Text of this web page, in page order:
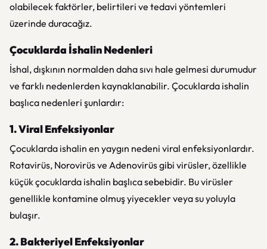
olabilecek faktörler, belirtileri ve tedavi yöntemleri
üzerinde duracağız.
Çocuklarda İshalin Nedenleri
İshal, dışkının normalden daha sıvı hale gelmesi durumudur
ve farklı nedenlerden kaynaklanabilir. Çocuklarda ishalin
başlıca nedenleri şunlardır:
1. Viral Enfeksiyonlar
Çocuklarda ishalin en yaygın nedeni viral enfeksiyonlardır.
Rotavirüs, Norovirüs ve Adenovirüs gibi virüsler, özellikle
küçük çocuklarda ishalin başlıca sebebidir. Bu virüsler
genellikle kontamine olmuş yiyecekler veya su yoluyla
bulaşır.
2. Bakteriyel Enfeksiyonlar